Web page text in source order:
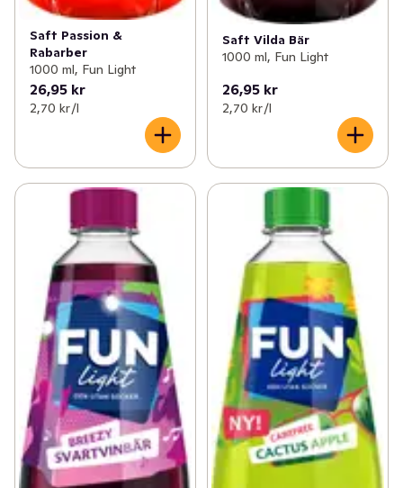
Saft Passion &
Rabarber
1000 ml, Fun Light
26,95 kr
2,70 kr /l
Saft Vilda Bär
1000 ml, Fun Light
26,95 kr
2,70 kr /l